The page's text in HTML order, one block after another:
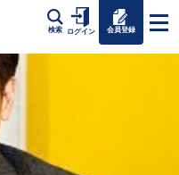
検索 ログイン 会員登録